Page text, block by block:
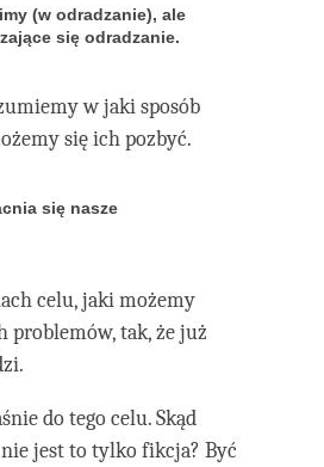
(w odradzanie), ale
się odradzanie.
w jaki sposób
się ich pozbyć.
się nasze
celu, jaki możemy
problemów, tak, że już
do tego celu. Skąd
jest to tylko fikcja? Być